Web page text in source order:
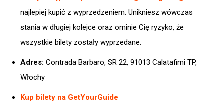
najlepiej kupić z wyprzedzeniem. Unikniesz wówczas
stania w długiej kolejce oraz ominie Cię ryzyko, że
wszystkie bilety zostały wyprzedane.
Adres: Contrada Barbaro, SR 22, 91013 Calatafimi TP,
Włochy
Kup bilety na GetYourGuide